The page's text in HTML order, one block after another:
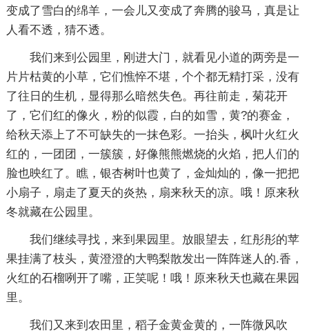
变成了雪白的绵羊，一会儿又变成了奔腾的骏马，真是让
人看不透，猜不透。
我们来到公园里，刚进大门，就看见小道的两旁是一
片片枯黄的小草，它们憔悴不堪，个个都无精打采，没有
了往日的生机，显得那么暗然失色。再往前走，菊花开
了，它们红的像火，粉的似霞，白的如雪，黄?的赛金，
给秋天添上了不可缺失的一抹色彩。一抬头，枫叶火红火
红的，一团团，一簇簇，好像熊熊燃烧的火焰，把人们的
脸也映红了。瞧，银杏树叶也黄了，金灿灿的，像一把把
小扇子，扇走了夏天的炎热，扇来秋天的凉。哦！原来秋
冬就藏在公园里。
我们继续寻找，来到果园里。放眼望去，红彤彤的苹
果挂满了枝头，黄澄澄的大鸭梨散发出一阵阵迷人的.香，
火红的石榴咧开了嘴，正笑呢！哦！原来秋天也藏在果园
里。
我们又来到农田里，稻子金黄金黄的，一阵微风吹